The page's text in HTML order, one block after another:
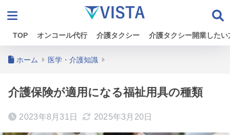
TOP オンコール代行 介護タクシー 介護タクシー開業したい
ホーム 医学・介護知識
介護保険が適用になる福祉用具の種類
2023年8月31日 2025年3月20日